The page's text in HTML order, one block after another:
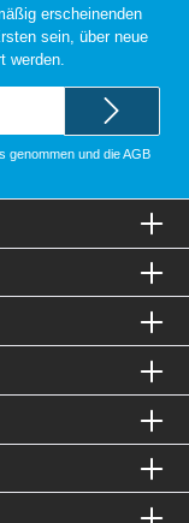
erscheinenden
sein, über neue
werden.
genommen und dieAGB